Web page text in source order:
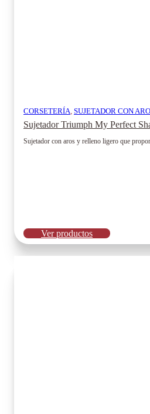
CORSETERÍA, SUJETADOR CON
Sujetador Triumph My Perfect
Sujetador con aros y relleno ligero que
Ver productos